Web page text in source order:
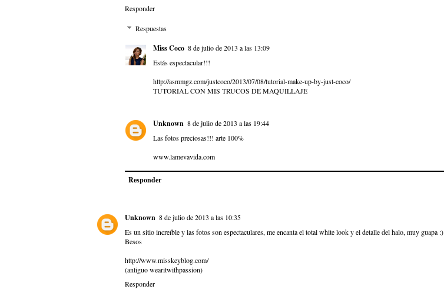
Responder
Respuestas
Miss Coco 8 de julio de 2013 a las 13:09
Estás espectacular!!!
http://asmmgz.com/justcoco/2013/07/08/tutorial-make-up-by-just-coco/
TUTORIAL CON MIS TRUCOS DE MAQUILLAJE
Unknown 8 de julio de 2013 a las 19:44
Las fotos preciosas!!! arte 100%
www.lamevavida.com
Responder
Unknown 8 de julio de 2013 a las 10:35
Es un sitio increíble y las fotos son espectaculares, me encanta el total white look y el detalle del halo, muy guapa :)
Besos
http://www.misskeyblog.com/
(antiguo wearitwithpassion)
Responder